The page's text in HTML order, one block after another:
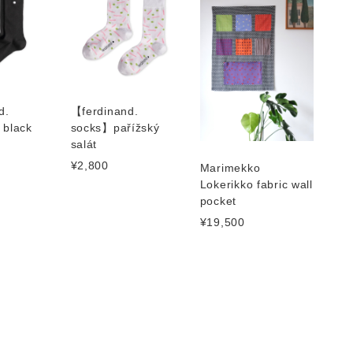
black
【ferdinand.
socks】pařížský
salát
¥2,800
Marimekko
Lokerikko fabric wall
pocket
¥19,500